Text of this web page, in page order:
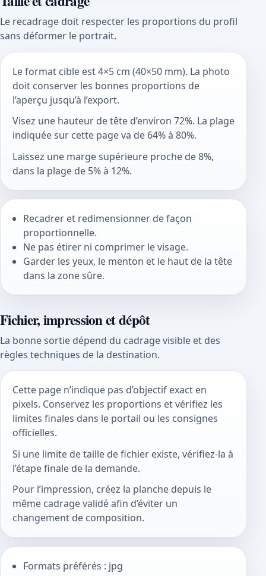
Le recadrage doit respecter les proportions du profil
sans déformer le portrait.
Le format cible est 4×5 cm (40×50 mm). La photo
doit conserver les bonnes proportions de
l’aperçu jusqu’à l’export.
Visez une hauteur de tête d’environ 72%. La plage
indiquée sur cette page va de 64% à 80%.
Laissez une marge supérieure proche de 8%,
dans la plage de 5% à 12%.
Recadrer et redimensionner de façon
proportionnelle.
Ne pas étirer ni comprimer le visage.
Garder les yeux, le menton et le haut de la tête
dans la zone sûre.
Fichier, impression et dépôt
La bonne sortie dépend du cadrage visible et des
règles techniques de la destination.
Cette page n’indique pas d’objectif exact en
pixels. Conservez les proportions et vérifiez les
limites finales dans le portail ou les consignes
officielles.
Si une limite de taille de fichier existe, vérifiez-la à
l’étape finale de la demande.
Pour l’impression, créez la planche depuis le
même cadrage validé afin d’éviter un
changement de composition.
Formats préférés : jpg